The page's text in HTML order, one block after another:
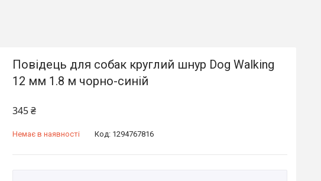
Повідець для собак круглий шнур Dog Walking
12 мм 1.8 м чорно-синій
345 ₴
Немає в наявності Код: 1294767816